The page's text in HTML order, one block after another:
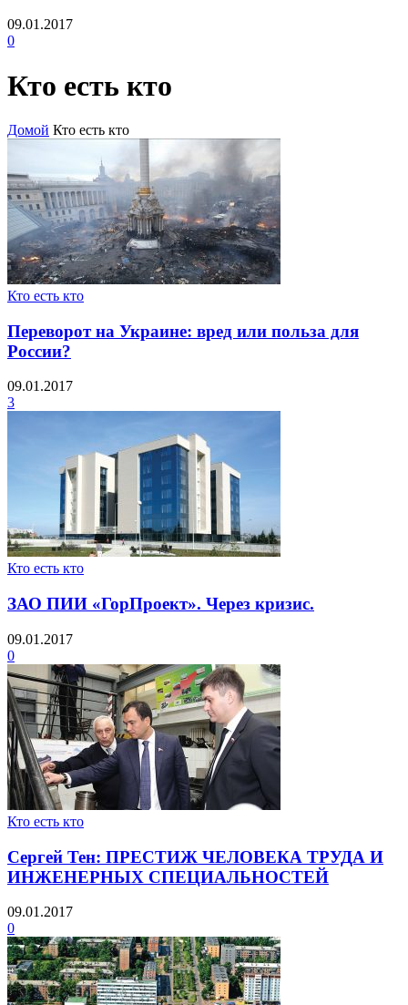
09.01.2017
0
Кто есть кто
Домой Кто есть кто
Кто есть кто
Переворот на Украине: вред или польза для
России?
09.01.2017
3
Кто есть кто
ЗАО ПИИ «ГорПроект». Через кризис.
09.01.2017
0
Кто есть кто
Сергей Тен: ПРЕСТИЖ ЧЕЛОВЕКА ТРУДА И
ИНЖЕНЕРНЫХ СПЕЦИАЛЬНОСТЕЙ
09.01.2017
0